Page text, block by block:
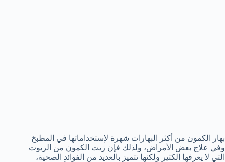
بهار الكمون من أكثر البهارات شهرة لإستخداماتها في المطبخ
وفي علاج بعض الأمراض، ولذلك فإن زيت الكمون من الزيوت
التي لا يعرفها الكثير ولكنها تتميز بالعديد من الفوائد الصحية،